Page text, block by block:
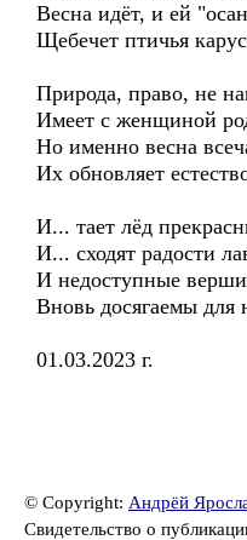
Весна идёт, и ей
Щебечет птичья
Природа, право, не
Имеет с женщиной
Но именно весна
Их обновляет
И... тает лёд
И... сходят радости
И недоступные
Вновь досягаемы для
01.03.2023 г.
© Copyright: Андрёй
Свидетельство о